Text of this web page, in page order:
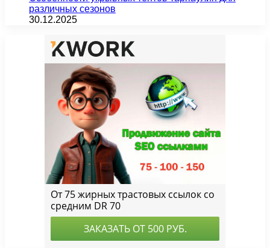
различных сезонов
30.12.2025